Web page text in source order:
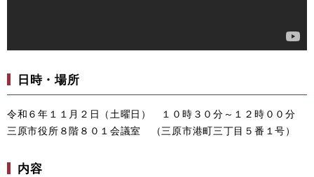
日時・場所
令和６年１１月２日（土曜日） １０時３０分～１２時００分
三原市役所８階８０１会議室 （三原市港町三丁目５番１号）
内容